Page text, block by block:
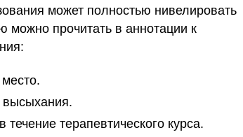
может полностью нивелировать
прочитать в аннотации к
высыхания.
терапевтического курса.